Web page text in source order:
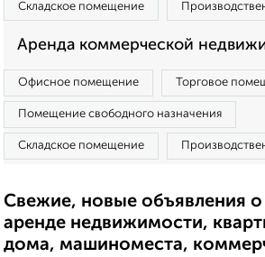
Складское помещение
Аренда коммерческой
Офисное помещение Торговое
Помещение свободного назначения
Складское помещение
Свежие, новые объявления
аренде недвижимости,
дома, машиноместа,